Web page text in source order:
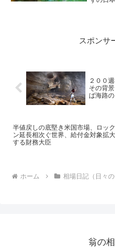
スポンサ
２００
その背
ば海路
半値戻しの底堅き米国市場、ロッ
ン延長相次ぐ世界、給付金対象拡
する財務大臣
ホーム 相場日記（日々の
翁の